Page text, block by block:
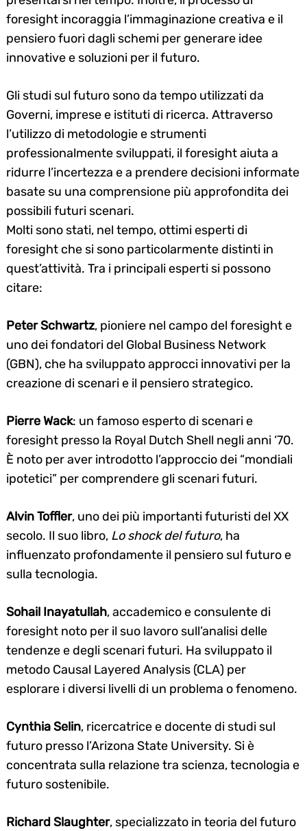
foresight incoraggia l’immaginazione creativa e il
pensiero fuori dagli schemi per generare idee
innovative e soluzioni per il futuro.
Gli studi sul futuro sono da tempo utilizzati da
Governi, imprese e istituti di ricerca. Attraverso
l’utilizzo di metodologie e strumenti
professionalmente sviluppati, il foresight aiuta a
ridurre l’incertezza e a prendere decisioni informate
basate su una comprensione più approfondita dei
possibili futuri scenari.
Molti sono stati, nel tempo, ottimi esperti di
foresight che si sono particolarmente distinti in
quest’attività. Tra i principali esperti si possono
citare:
Peter Schwartz, pioniere nel campo del foresight e
uno dei fondatori del Global Business Network
(GBN), che ha sviluppato approcci innovativi per la
creazione di scenari e il pensiero strategico.
Pierre Wack: un famoso esperto di scenari e
foresight presso la Royal Dutch Shell negli anni ‘70.
È noto per aver introdotto l’approccio dei “mondiali
ipotetici” per comprendere gli scenari futuri.
Alvin Toffler, uno dei più importanti futuristi del XX
secolo. Il suo libro, Lo shock del futuro, ha
influenzato profondamente il pensiero sul futuro e
sulla tecnologia.
Sohail Inayatullah, accademico e consulente di
foresight noto per il suo lavoro sull’analisi delle
tendenze e degli scenari futuri. Ha sviluppato il
metodo Causal Layered Analysis (CLA) per
esplorare i diversi livelli di un problema o fenomeno.
Cynthia Selin, ricercatrice e docente di studi sul
futuro presso l’Arizona State University. Si è
concentrata sulla relazione tra scienza, tecnologia e
futuro sostenibile.
Richard Slaughter, specializzato in teoria del futuro